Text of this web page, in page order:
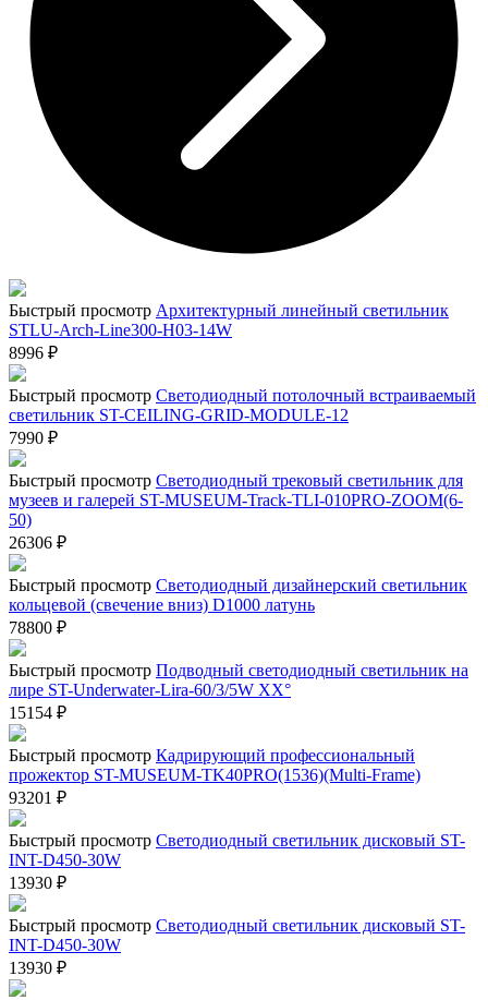
Быстрый просмотр Архитектурный линейный светильник
STLU-Arch-Line300-H03-14W
8996 ₽
Быстрый просмотр Светодиодный потолочный встраиваемый
светильник ST-CEILING-GRID-MODULE-12
7990 ₽
Быстрый просмотр Светодиодный трековый светильник для
музеев и галерей ST-MUSEUM-Track-TLI-010PRO-ZOOM(6-
50)
26306 ₽
Быстрый просмотр Светодиодный дизайнерский светильник
кольцевой (свечение вниз) D1000 латунь
78800 ₽
Быстрый просмотр Подводный светодиодный светильник на
лире ST-Underwater-Lira-60/3/5W XX°
15154 ₽
Быстрый просмотр Кадрирующий профессиональный
прожектор ST-MUSEUM-TK40PRO(1536)(Multi-Frame)
93201 ₽
Быстрый просмотр Светодиодный светильник дисковый ST-
INT-D450-30W
13930 ₽
Быстрый просмотр Светодиодный светильник дисковый ST-
INT-D450-30W
13930 ₽